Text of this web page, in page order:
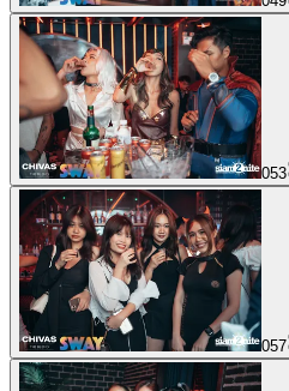
053
057